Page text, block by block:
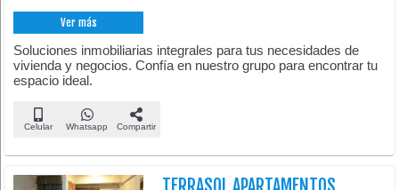
Ver más
Soluciones inmobiliarias integrales para tus necesidades de
vivienda y negocios. Confía en nuestro grupo para encontrar tu
espacio ideal.
Celular Whatsapp Compartir